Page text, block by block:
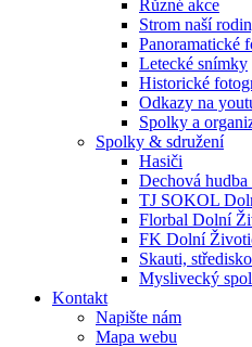
Různé akce
Strom naší
Panoramatické
Letecké snímky
Historické
Odkazy na
Spolky a
Spolky & sdružení
Hasiči
Dechová
TJ SOKOL
Florbal Dolní
FK Dolní
Skauti,
Myslivecký
Kontakt
Napište nám
Mapa webu